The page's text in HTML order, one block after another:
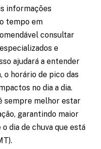
informações
tempo em
consultar
e
ajudará a entender
o horário de pico das
no dia a dia.
sempre melhor estar
garantindo maior
dia de chuva que está